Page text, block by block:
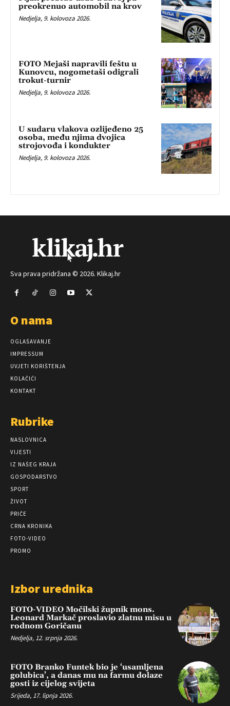
preokrenuo automobil na krov
Nedjelja, 9. kolovoza 2026.
FOTO Mejaši napravili feštu u
Kunovcu, nogometaši odigrali
trokut-turnir
Nedjelja, 9. kolovoza 2026.
U sudaru vlakova ozlijeđeno 25
osoba, među njima dvojica
strojovođa i kondukter
Nedjelja, 9. kolovoza 2026.
Sva prava pridržana © 2026. Klikaj.hr
O nama
OGLAŠAVANJE
IMPRESSUM
UVJETI KORIŠTENJA
KOLAČIĆI
KONTAKT
Rubrike
NASLOVNICA
VIJESTI
IZ NAŠEG KRAJA
GOSPODARSTVO
SPORT
ŽIVOT
PRIČE
CRNA KRONIKA
FOTO-VIDEO
PROMO
Izbor urednika
FOTO-VIDEO Močilski župnik mons.
Leonard Markač proslavio zlatnu misu u
rodnom Goričanu
Nedjelja, 12. srpnja 2026.
FOTO Branko Funtek bio je ‘usamljena
golubica’, a danas mu na farmu dolaze
gosti iz cijelog svijeta
Srijeda, 17. lipnja 2026.